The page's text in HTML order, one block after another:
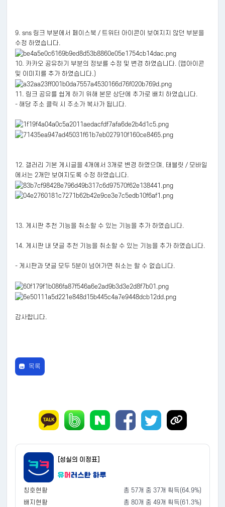
9. sns 링크 부분에서 페이스북 / 트위터 아이콘이 보여지지 않던 부분을
수정 하였습니다.
10. 카카오 공유하기 부분의 정보를 수정 및 변경 하였습니다. (앱아이콘
및 이미지를 추가 하였습니다.)
11. 링크 공유를 쉽게 하기 위해 본문 상단에 추가로 배치 하였습니다.
- 해당 주소 클릭 시 주소가 복사가 됩니다.
12. 갤러리 기본 게시글을 4개에서 3개로 변경 하였으며, 태블릿 / 모바일
에서는 2개만 보여지도록 수정 하였습니다.
13. 게시판 추천 기능을 취소할 수 있는 기능을 추가 하였습니다.
14. 게시판 내 댓글 추천 기능을 취소할 수 있는 기능을 추가 하였습니다.
- 게시판과 댓글 모두 5분이 넘어가면 취소는 할 수 없습니다.
감사합니다.
목록
[성실의 이정표]
칭호현황
총 57개 중 37개 획득(64.9%)
배지현황
총 80개 중 49개 획득(61.3%)